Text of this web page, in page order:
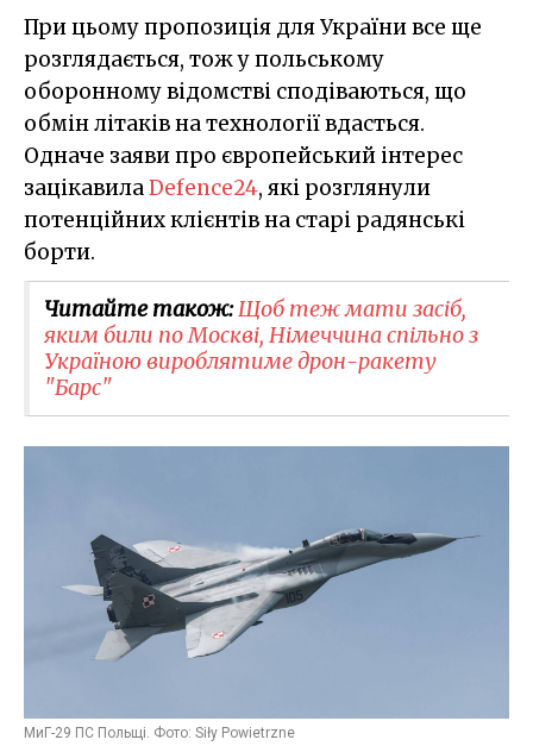
При цьому пропозиція для України все ще
розглядається, тож у польському
оборонному відомстві сподіваються, що
обмін літаків на технології вдасться.
Одначе заяви про європейський інтерес
зацікавилаDefence24, які розглянули
потенційних клієнтів на старі радянські
борти.
Читайте також:Щоб теж мати засіб,
яким били по Москві, Німеччина спільно з
Україною вироблятиме дрон-ракету
"Барс"
МиГ-29 ПС Польщі. Фото: Siły Powietrzne